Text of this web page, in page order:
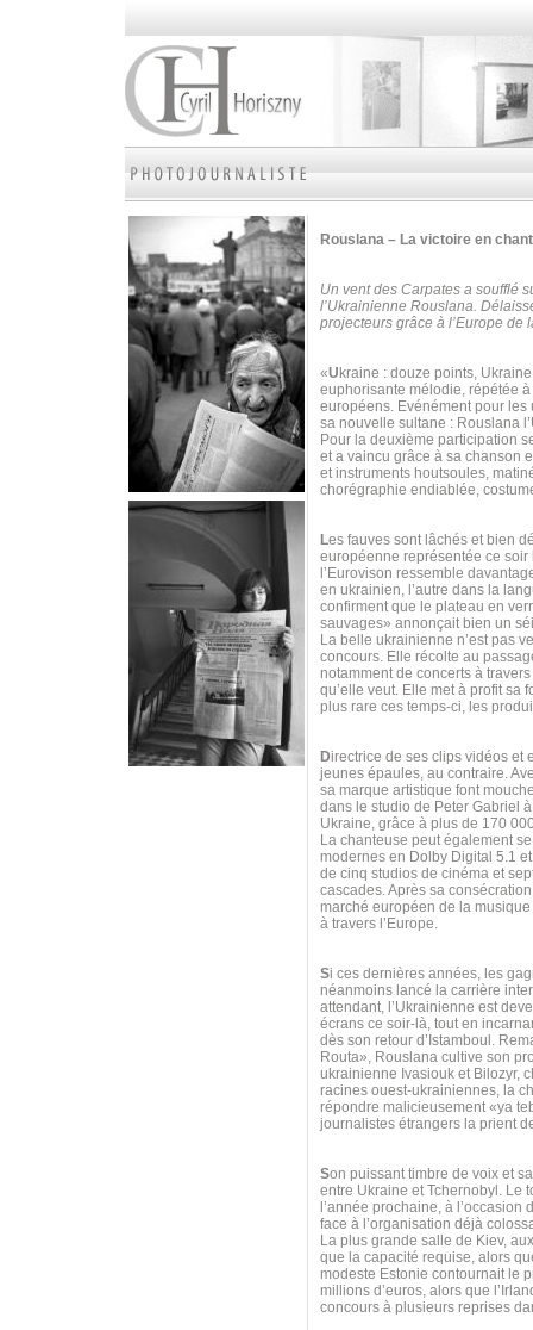
Rouslana – La victoire en
Un vent des Carpates a soufflé
l’Ukrainienne Rouslana.
projecteurs grâce à l’Europe
«U kraine : douze points,
euphorisante mélodie, répétée
européens. Evénément pour les
sa nouvelle sultane : Rouslana
Pour la deuxième participation
et a vaincu grâce à sa chanson
et instruments houtsoules,
chorégraphie endiablée,
Les fauves sont lâchés et bien
européenne représentée ce
l’Eurovison ressemble
en ukrainien, l’autre dans la
confirment que le plateau en
sauvages» annonçait bien un
La belle ukrainienne n’est pas
concours. Elle récolte au
notamment de concerts à
qu’elle veut. Elle met à profit sa
plus rare ces temps-ci, les
Directrice de ses clips vidéos et
jeunes épaules, au contraire.
sa marque artistique font
dans le studio de Peter Gabriel
Ukraine, grâce à plus de 170
La chanteuse peut également
modernes en Dolby Digital 5.1
de cinq studios de cinéma et
cascades. Après sa
marché européen de la
à travers l’Europe.
Si ces dernières années, les
néanmoins lancé la carrière
attendant, l’Ukrainienne est
écrans ce soir-là, tout en
dès son retour d’Istamboul.
Routa», Rouslana cultive son
ukrainienne Ivasiouk et Bilozyr,
racines ouest-ukrainiennes, la
répondre malicieusement «ya
journalistes étrangers la prient
Son puissant timbre de voix et
entre Ukraine et Tchernobyl. Le
l’année prochaine, à
face à l’organisation déjà
La plus grande salle de Kiev,
que la capacité requise, alors
modeste Estonie contournait le
millions d’euros, alors que
concours à plusieurs reprises